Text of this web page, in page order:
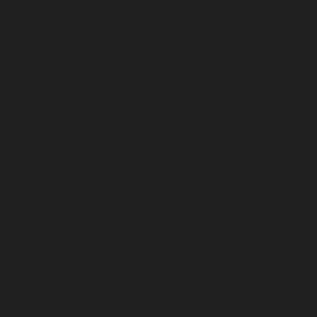
Chiara Ferragni (Foto: Getty
Chiara Ferragni i Fedez
Bajkoviti brak obožavane